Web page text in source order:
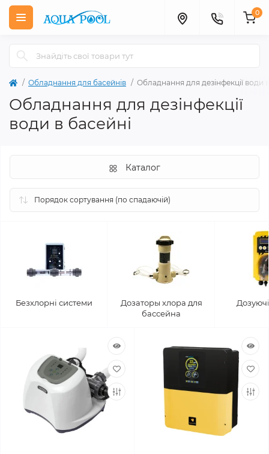
0
Обладнання для басейнів Обладнання для дезінфекції води
Обладнання для дезінфекції
води в басейні
Каталог
Безхлорні системи
Дозаторы хлора для
бассейна